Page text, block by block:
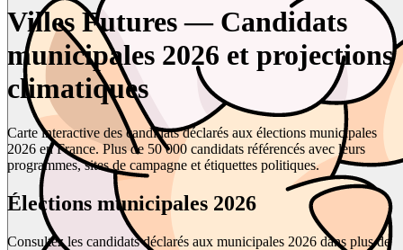
Villes Futures — Candidats
municipales 2026 et projections
climatiques
Carte interactive des candidats déclarés aux élections municipales
2026 en France. Plus de 50 000 candidats référencés avec leurs
programmes, sites de campagne et étiquettes politiques.
Élections municipales 2026
Consultez les candidats déclarés aux municipales 2026 dans plus de